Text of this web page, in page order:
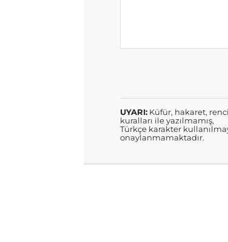
UYARI: Küfür, hakaret,
kuralları ile yazılmamış,
Türkçe karakter
onaylanmamaktadır.